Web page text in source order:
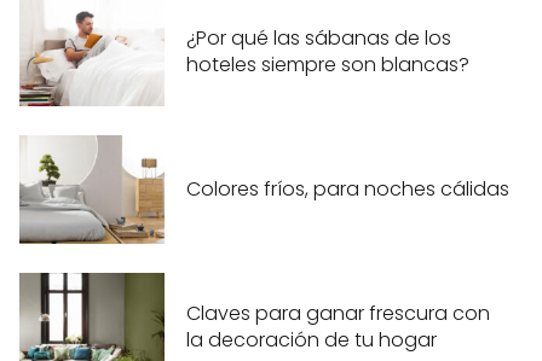
¿Por qué las sábanas de los
hoteles siempre son blancas?
Colores fríos, para noches cálidas
Claves para ganar frescura con
la decoración de tu hogar